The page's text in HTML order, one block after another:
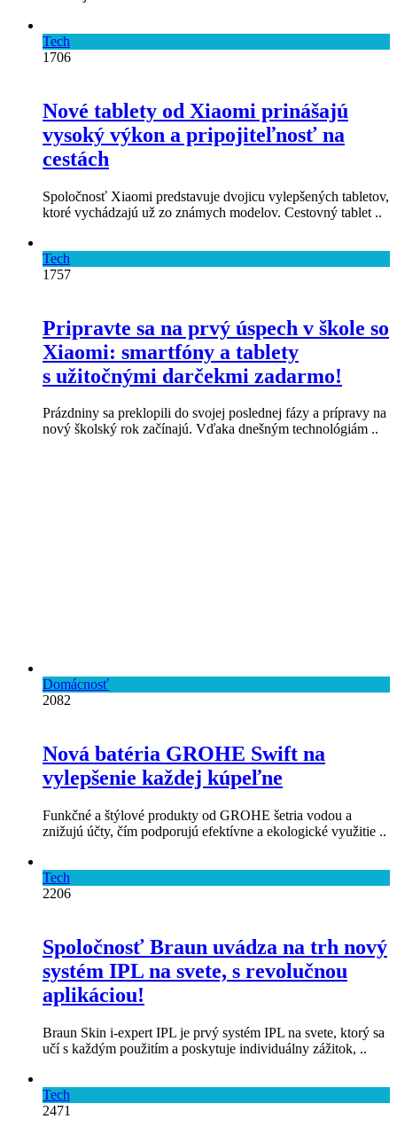
Tech
1706
Nové tablety od Xiaomi prinášajú
vysoký výkon a pripojiteľnosť na
cestách
Spoločnosť Xiaomi predstavuje dvojicu vylepšených tabletov,
ktoré vychádzajú už zo známych modelov. Cestovný tablet ..
Tech
1757
Pripravte sa na prvý úspech v škole so
Xiaomi: smartfóny a tablety
s užitočnými darčekmi zadarmo!
Prázdniny sa preklopili do svojej poslednej fázy a prípravy na
nový školský rok začínajú. Vďaka dnešným technológiám ..
Domácnosť
2082
Nová batéria GROHE Swift na
vylepšenie každej kúpeľne
Funkčné a štýlové produkty od GROHE šetria vodou a
znižujú účty, čím podporujú efektívne a ekologické využitie ..
Tech
2206
Spoločnosť Braun uvádza na trh nový
systém IPL na svete, s revolučnou
aplikáciou!
Braun Skin i-expert IPL je prvý systém IPL na svete, ktorý sa
učí s každým použitím a poskytuje individuálny zážitok, ..
Tech
2471